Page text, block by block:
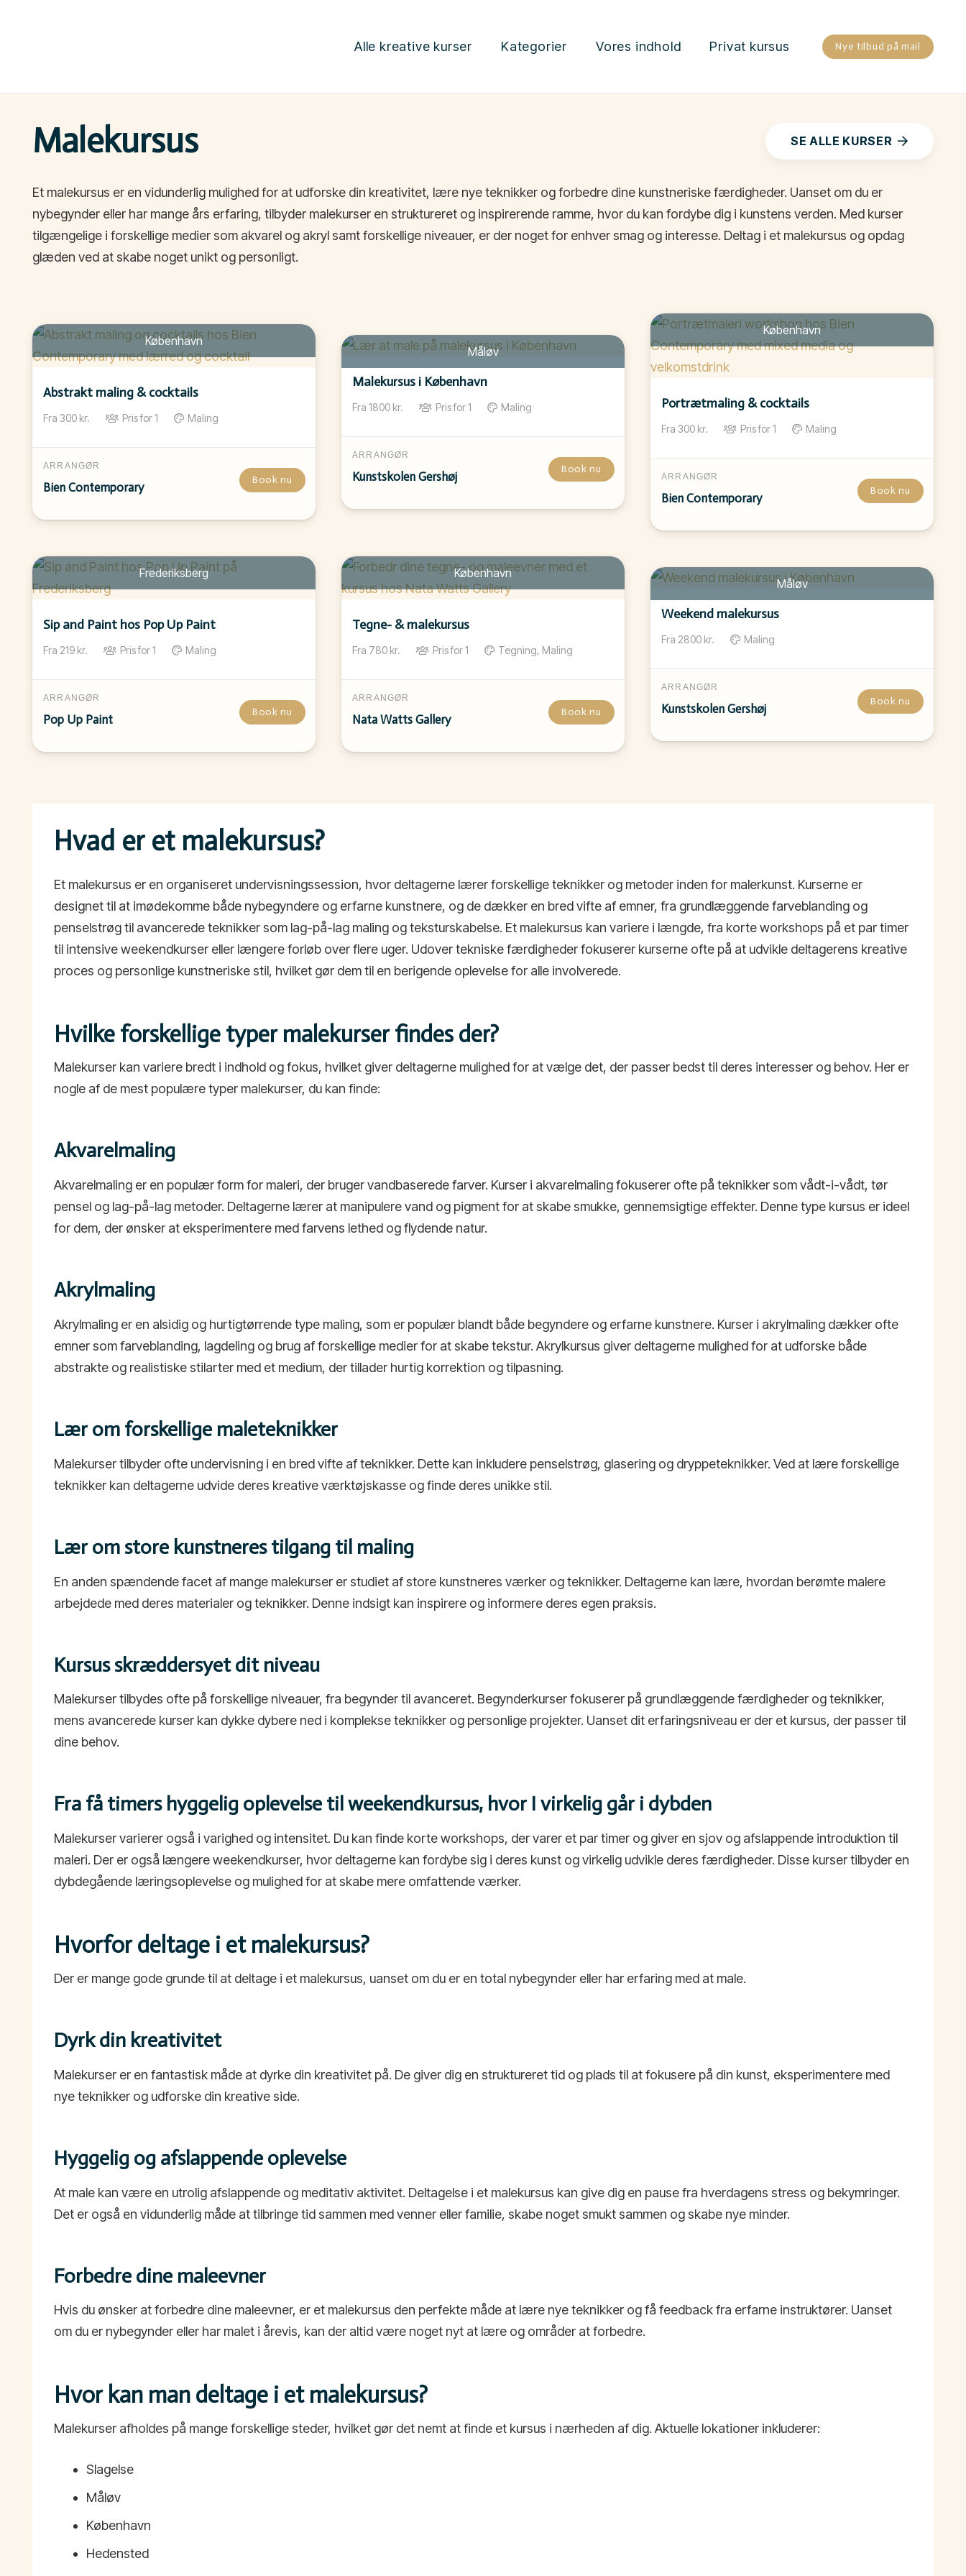
Alle kreative kurser Kategorier Vores indhold Privat kursus Nye tilbud på mail
Malekursus SE ALLE KURSER
Et malekursus er en vidunderlig mulighed for at udforske din kreativitet, lære nye teknikker og forbedre dine kunstneriske færdigheder. Uanset om du er
nybegynder eller har mange års erfaring, tilbyder malekurser en struktureret og inspirerende ramme, hvor du kan fordybe dig i kunstens verden. Med kurser
tilgængelige i forskellige medier som akvarel og akryl samt forskellige niveauer, er der noget for enhver smag og interesse. Deltag i et malekursus og opdag
glæden ved at skabe noget unikt og personligt.
København
Abstrakt maling & cocktails
Fra 300 kr. Pris for1 Maling
ARRANGØR
Bien Contemporary
Book nu
Måløv
Malekursus i København
Fra 1800 kr. Pris for1 Maling
ARRANGØR
Kunstskolen Gershøj
Book nu
København
Portrætmaling & cocktails
Fra 300 kr. Pris for1 Maling
ARRANGØR
Bien Contemporary
Book nu
Frederiksberg
Sip and Paint hos Pop Up Paint
Fra 219 kr. Pris for1 Maling
ARRANGØR
Pop Up Paint
Book nu
København
Tegne- & malekursus
Fra 780 kr. Pris for1 Tegning, Maling
ARRANGØR
Nata Watts Gallery
Book nu
Måløv
Weekend malekursus
Fra 2800 kr. Maling
ARRANGØR
Kunstskolen Gershøj
Book nu
Hvad er et malekursus?
Et malekursus er en organiseret undervisningssession, hvor deltagerne lærer forskellige teknikker og metoder inden for malerkunst. Kurserne er
designet til at imødekomme både nybegyndere og erfarne kunstnere, og de dækker en bred vifte af emner, fra grundlæggende farveblanding og
penselstrøg til avancerede teknikker som lag-på-lag maling og teksturskabelse. Et malekursus kan variere i længde, fra korte workshops på et par timer
til intensive weekendkurser eller længere forløb over flere uger. Udover tekniske færdigheder fokuserer kurserne ofte på at udvikle deltagerens kreative
proces og personlige kunstneriske stil, hvilket gør dem til en berigende oplevelse for alle involverede.
Hvilke forskellige typer malekurser findes der?
Malekurser kan variere bredt i indhold og fokus, hvilket giver deltagerne mulighed for at vælge det, der passer bedst til deres interesser og behov. Her er
nogle af de mest populære typer malekurser, du kan finde:
Akvarelmaling
Akvarelmaling er en populær form for maleri, der bruger vandbaserede farver. Kurser i akvarelmaling fokuserer ofte på teknikker som vådt-i-vådt, tør
pensel og lag-på-lag metoder. Deltagerne lærer at manipulere vand og pigment for at skabe smukke, gennemsigtige effekter. Denne type kursus er ideel
for dem, der ønsker at eksperimentere med farvens lethed og flydende natur.
Akrylmaling
Akrylmaling er en alsidig og hurtigtørrende type maling, som er populær blandt både begyndere og erfarne kunstnere. Kurser i akrylmaling dækker ofte
emner som farveblanding, lagdeling og brug af forskellige medier for at skabe tekstur. Akrylkursus giver deltagerne mulighed for at udforske både
abstrakte og realistiske stilarter med et medium, der tillader hurtig korrektion og tilpasning.
Lær om forskellige maleteknikker
Malekurser tilbyder ofte undervisning i en bred vifte af teknikker. Dette kan inkludere penselstrøg, glasering og dryppeteknikker. Ved at lære forskellige
teknikker kan deltagerne udvide deres kreative værktøjskasse og finde deres unikke stil.
Lær om store kunstneres tilgang til maling
En anden spændende facet af mange malekurser er studiet af store kunstneres værker og teknikker. Deltagerne kan lære, hvordan berømte malere
arbejdede med deres materialer og teknikker. Denne indsigt kan inspirere og informere deres egen praksis.
Kursus skræddersyet dit niveau
Malekurser tilbydes ofte på forskellige niveauer, fra begynder til avanceret. Begynderkurser fokuserer på grundlæggende færdigheder og teknikker,
mens avancerede kurser kan dykke dybere ned i komplekse teknikker og personlige projekter. Uanset dit erfaringsniveau er der et kursus, der passer til
dine behov.
Fra få timers hyggelig oplevelse til weekendkursus, hvor I virkelig går i dybden
Malekurser varierer også i varighed og intensitet. Du kan finde korte workshops, der varer et par timer og giver en sjov og afslappende introduktion til
maleri. Der er også længere weekendkurser, hvor deltagerne kan fordybe sig i deres kunst og virkelig udvikle deres færdigheder. Disse kurser tilbyder en
dybdegående læringsoplevelse og mulighed for at skabe mere omfattende værker.
Hvorfor deltage i et malekursus?
Der er mange gode grunde til at deltage i et malekursus, uanset om du er en total nybegynder eller har erfaring med at male.
Dyrk din kreativitet
Malekurser er en fantastisk måde at dyrke din kreativitet på. De giver dig en struktureret tid og plads til at fokusere på din kunst, eksperimentere med
nye teknikker og udforske din kreative side.
Hyggelig og afslappende oplevelse
At male kan være en utrolig afslappende og meditativ aktivitet. Deltagelse i et malekursus kan give dig en pause fra hverdagens stress og bekymringer.
Det er også en vidunderlig måde at tilbringe tid sammen med venner eller familie, skabe noget smukt sammen og skabe nye minder.
Forbedre dine maleevner
Hvis du ønsker at forbedre dine maleevner, er et malekursus den perfekte måde at lære nye teknikker og få feedback fra erfarne instruktører. Uanset
om du er nybegynder eller har malet i årevis, kan der altid være noget nyt at lære og områder at forbedre.
Hvor kan man deltage i et malekursus?
Malekurser afholdes på mange forskellige steder, hvilket gør det nemt at finde et kursus i nærheden af dig. Aktuelle lokationer inkluderer:
Slagelse
Måløv
København
Hedensted